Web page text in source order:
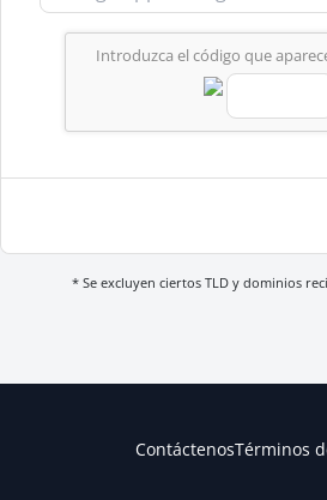
Introduzca el código que
* Se excluyen ciertos TLD y dominios
ContáctenosTérminos